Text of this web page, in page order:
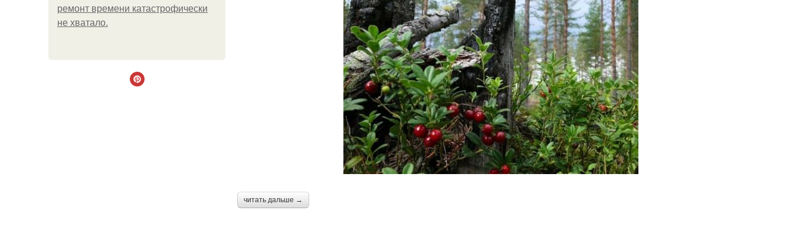
ремонт времени катастрофически
не хватало.
читать дальше →